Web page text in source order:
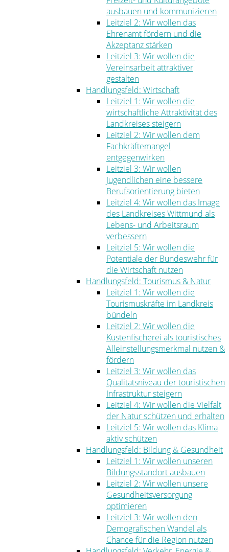
ausbauen und kommunizieren
Leitziel 2: Wir wollen das
Ehrenamt fördern und die
Akzeptanz stärken
Leitziel 3: Wir wollen die
Vereinsarbeit attraktiver
gestalten
Handlungsfeld: Wirtschaft
Leitziel 1: Wir wollen die
wirtschaftliche Attraktivität des
Landkreises steigern
Leitziel 2: Wir wollen dem
Fachkräftemangel
entgegenwirken
Leitziel 3: Wir wollen
Jugendlichen eine bessere
Berufsorientierung bieten
Leitziel 4: Wir wollen das Image
des Landkreises Wittmund als
Lebens- und Arbeitsraum
verbessern
Leitziel 5: Wir wollen die
Potentiale der Bundeswehr für
die Wirtschaft nutzen
Handlungsfeld: Tourismus & Natur
Leitziel 1: Wir wollen die
Tourismuskräfte im Landkreis
bündeln
Leitziel 2: Wir wollen die
Küstenfischerei als touristisches
Alleinstellungsmerkmal nutzen &
fördern
Leitziel 3: Wir wollen das
Qualitätsniveau der touristischen
Infrastruktur steigern
Leitziel 4: Wir wollen die Vielfalt
der Natur schützen und erhalten
Leitziel 5: Wir wollen das Klima
aktiv schützen
Handlungsfeld: Bildung & Gesundheit
Leitziel 1: Wir wollen unseren
Bildungsstandort ausbauen
Leitziel 2: Wir wollen unsere
Gesundheitsversorgung
optimieren
Leitziel 3: Wir wollen den
Demografischen Wandel als
Chance für die Region nutzen